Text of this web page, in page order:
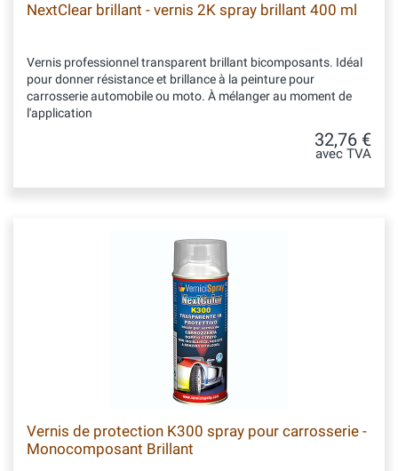
NextClear brillant - vernis 2K spray brillant 400 ml
Vernis professionnel transparent brillant bicomposants. Idéal
pour donner résistance et brillance à la peinture pour
carrosserie automobile ou moto. À mélanger au moment de
l'application
32,76 €
avec TVA
Vernis de protection K300 spray pour carrosserie -
Monocomposant Brillant